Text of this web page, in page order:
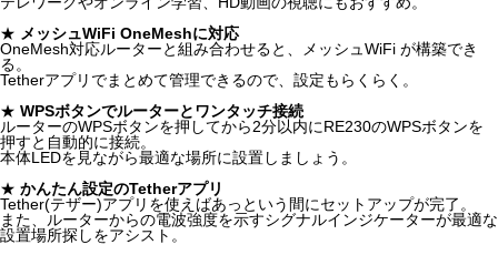
★ メッシュWiFi OneMeshに対応
OneMesh対応ルーターと組み合わせると、メッシュWiFi が構築でき
る。
Tetherアプリでまとめて管理できるので、設定もらくらく。
★ WPSボタンでルーターとワンタッチ接続
ルーターのWPSボタンを押してから2分以内にRE230のWPSボタンを
押すと自動的に接続。
本体LEDを見ながら最適な場所に設置しましょう。
★ かんたん設定のTetherアプリ
Tether(テザー)アプリを使えばあっという間にセットアップが完了。
また、ルーターからの電波強度を示すシグナルインジケーターが最適な
設置場所探しをアシスト。